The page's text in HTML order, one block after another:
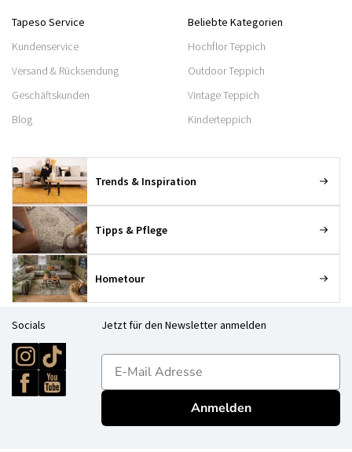
Tapeso Service
Kundenservice
Versand & Rücksendung
Geschäftskunden
Blog
Beliebte Kategorien
Hochflor Teppich
Outdoor Teppich
Vintage Teppich
Kinderteppich
Trends & Inspiration
Tipps & Pflege
Hometour
Socials Jetzt für den Newsletter anmelden
E-mailadres
Anmelden